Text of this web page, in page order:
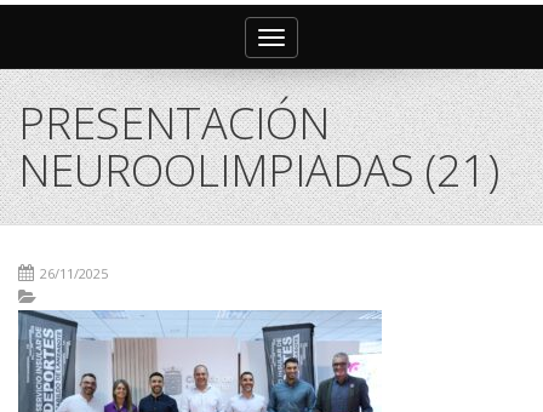
Toggle
navigation
PRESENTACIÓN
NEUROOLIMPIADAS (21)
26/11/2025